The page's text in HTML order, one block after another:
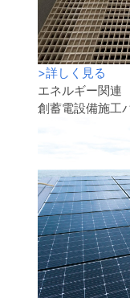
>詳しく見る
エネルギー関連
創蓄電設備施工